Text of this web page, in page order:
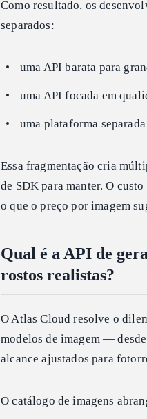
Como resultado, os
separados:
uma API barata para
uma API focada em
uma plataforma
Essa fragmentação cria
de SDK para manter. O
o que o preço por imagem
Qual é a API de
rostos realistas?
O Atlas Cloud resolve o
modelos de imagem —
alcance ajustados para
O catálogo de imagens